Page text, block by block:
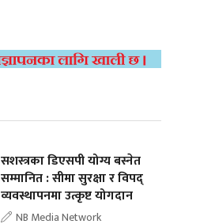
सशस्त्रका डिएसपी योग्य बस्नेत
सम्मानित : सीमा सुरक्षा र विपद्
व्यवस्थापनमा उत्कृष्ट योगदान
NB Media Network